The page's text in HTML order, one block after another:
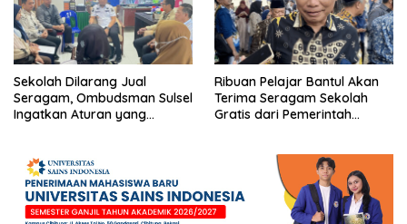
Sekolah Dilarang Jual
Seragam, Ombudsman Sulsel
Ingatkan Aturan yang
Ribuan Pelajar Bantul Akan
Terima Seragam Sekolah
Gratis dari Pemerintah